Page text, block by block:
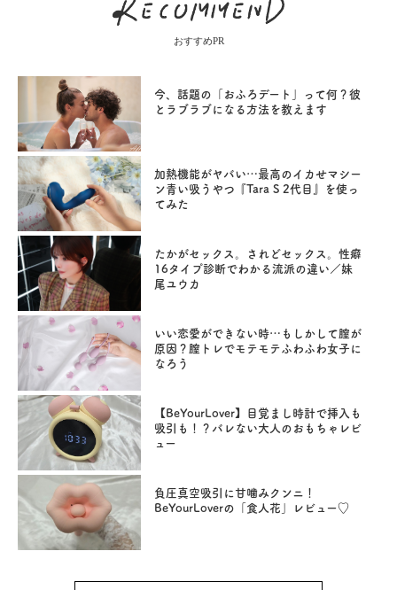
おすすめPR
今、話題の「おふろデート」って何？彼
とラブラブになる方法を教えます
加熱機能がヤバい…最高のイカせマシー
ン青い吸うやつ『Tara S 2代目』を使っ
てみた
たかがセックス。されどセックス。性癖
16タイプ診断でわかる流派の違い／妹
尾ユウカ
いい恋愛ができない時…もしかして膣が
原因？膣トレでモテモテふわふわ女子に
なろう
【BeYourLover】目覚まし時計で挿入も
吸引も！？バレない大人のおもちゃレビ
ュー
負圧真空吸引に甘噛みクンニ！
BeYourLoverの「食人花」レビュー♡